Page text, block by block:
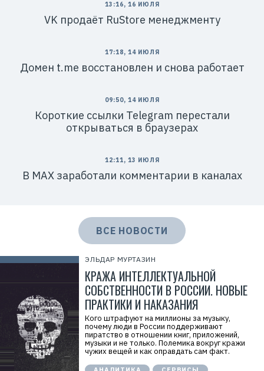
ЭЛЬДАР МУРТАЗИН
КРАЖА ИНТЕЛЛЕКТУАЛЬНОЙ
СОБСТВЕННОСТИ В РОССИИ. НОВЫЕ
ПРАКТИКИ И НАКАЗАНИЯ
Кого штрафуют на миллионы за музыку,
почему люди в России поддерживают
пиратство в отношении книг, приложений,
музыки и не только. Полемика вокруг кражи
чужих вещей и как оправдать сам факт.
13:16, 16 ИЮЛЯ
VK продаёт RuStore менеджменту
17:18, 14 ИЮЛЯ
Домен t.me восстановлен и снова работает
09:50, 14 ИЮЛЯ
Короткие ссылки Telegram перестали
открываться в браузерах
12:11, 13 ИЮЛЯ
В MAX заработали комментарии в каналах
ВСЕ НОВОСТИ